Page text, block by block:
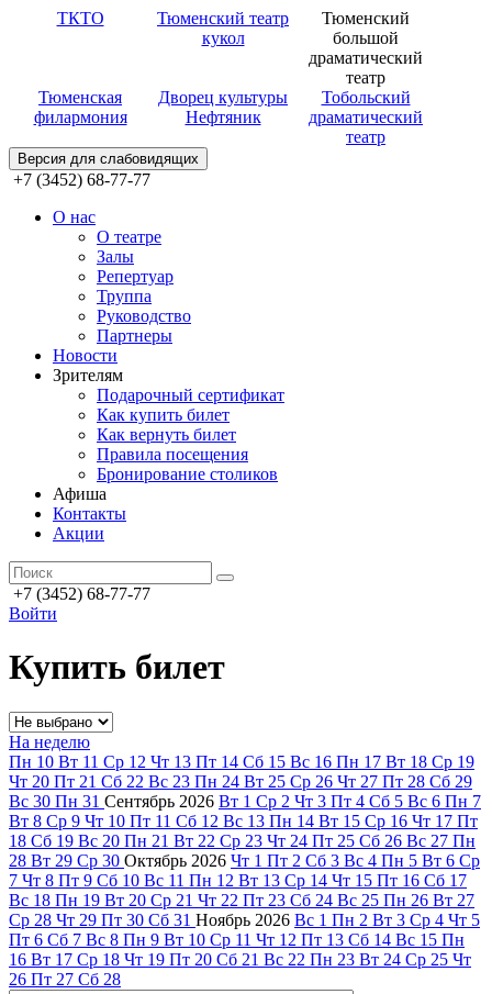
ТКТО
Тюменский театр
кукол
Тюменский
большой
драматический
театр
Тюменская
филармония
Дворец культуры
Нефтяник
Тобольский
драматический
театр
Версия для слабовидящих
+7 (3452) 68-77-77
О нас
О театре
Залы
Репертуар
Труппа
Руководство
Партнеры
Новости
Зрителям
Подарочный сертификат
Как купить билет
Как вернуть билет
Правила посещения
Бронирование столиков
Афиша
Контакты
Акции
+7 (3452) 68-77-77
Войти
Купить билет
На неделю
Пн 10 Вт 11 Ср 12 Чт 13 Пт 14 Сб 15 Вс 16 Пн 17 Вт 18 Ср 19
Чт 20 Пт 21 Сб 22 Вс 23 Пн 24 Вт 25 Ср 26 Чт 27 Пт 28 Сб 29
Вс 30 Пн 31 Сентябрь 2026 Вт 1 Ср 2 Чт 3 Пт 4 Сб 5 Вс 6 Пн 7
Вт 8 Ср 9 Чт 10 Пт 11 Сб 12 Вс 13 Пн 14 Вт 15 Ср 16 Чт 17 Пт
18 Сб 19 Вс 20 Пн 21 Вт 22 Ср 23 Чт 24 Пт 25 Сб 26 Вс 27 Пн
28 Вт 29 Ср 30 Октябрь 2026 Чт 1 Пт 2 Сб 3 Вс 4 Пн 5 Вт 6 Ср
7 Чт 8 Пт 9 Сб 10 Вс 11 Пн 12 Вт 13 Ср 14 Чт 15 Пт 16 Сб 17
Вс 18 Пн 19 Вт 20 Ср 21 Чт 22 Пт 23 Сб 24 Вс 25 Пн 26 Вт 27
Ср 28 Чт 29 Пт 30 Сб 31 Ноябрь 2026 Вс 1 Пн 2 Вт 3 Ср 4 Чт 5
Пт 6 Сб 7 Вс 8 Пн 9 Вт 10 Ср 11 Чт 12 Пт 13 Сб 14 Вс 15 Пн
16 Вт 17 Ср 18 Чт 19 Пт 20 Сб 21 Вс 22 Пн 23 Вт 24 Ср 25 Чт
26 Пт 27 Сб 28